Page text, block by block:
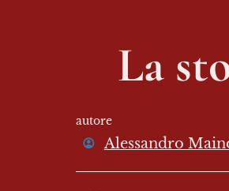
La
autore
Alessandro